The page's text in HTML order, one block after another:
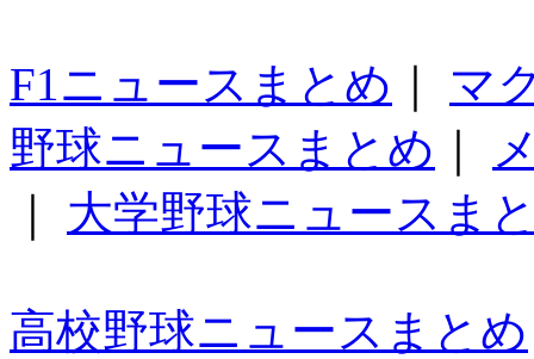
F1ニュースまとめ
マ
野球ニュースまとめ
大学野球ニュースま
高校野球ニュースまとめ